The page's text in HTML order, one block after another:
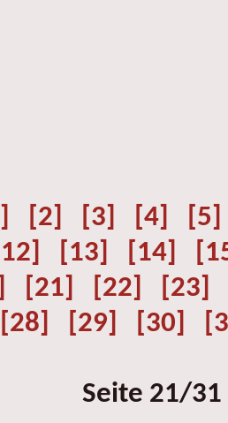
[2] [3] [4]
[5]
[12] [13] [14]
[21] [22]
[23]
[28] [29] [30]
Seite 21/31